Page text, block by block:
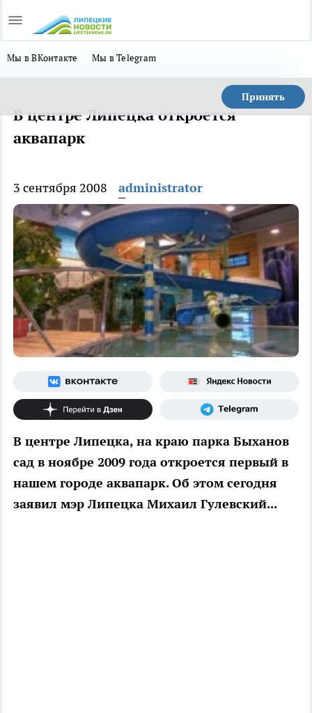
Мы в ВКонтакте Мы в Telegram
Принять
В центре Липецка откроется
аквапарк
3 сентября 2008 administrator
В центре Липецка, на краю парка Быханов
сад в ноябре 2009 года откроется первый в
нашем городе аквапарк. Об этом сегодня
заявил мэр Липецка Михаил Гулевский...